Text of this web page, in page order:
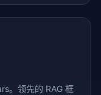
。领先的 RAG 框